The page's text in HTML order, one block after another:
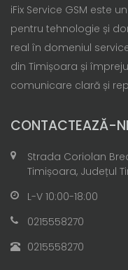
iFix Service GSM este
pentru tehnologie și
real în domeniul
din Timișoara și
comunicare clară și
CONTACTEAZĂ-
Strada Coriolan
Timișoara, Județul
L-V 10:00-18:00
0215558270
0215558270